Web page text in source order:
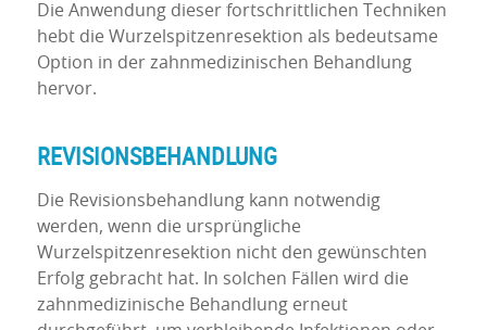
Die Anwendung dieser fortschrittlichen Techniken
hebt die Wurzelspitzenresektion als bedeutsame
Option in der zahnmedizinischen Behandlung
hervor.
REVISIONSBEHANDLUNG
Die Revisionsbehandlung kann notwendig
werden, wenn die ursprüngliche
Wurzelspitzenresektion nicht den gewünschten
Erfolg gebracht hat. In solchen Fällen wird die
zahnmedizinische Behandlung erneut